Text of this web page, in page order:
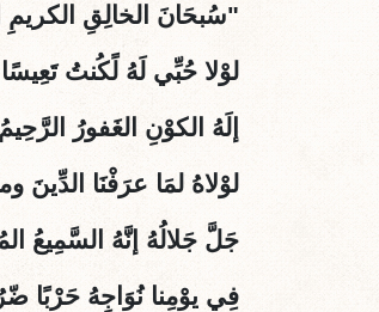
"سُبحَانَ الخالِقِ الكريمِ
لوْلا حُبِّي لَهُ لًكُنتُ
إلَهُ الكوْنِ الغَفورُ
لوْلاهُ لمَا عرَفْنَا الدِّينَ
جَلَّ جَلالُهُ إنَّهُ السَّمِيعُ
فِي يوْمِنا نُوَاجِهُ حَرْبًا